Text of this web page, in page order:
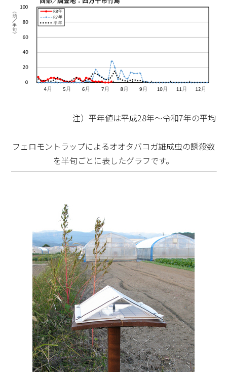
注）平年値は平成28年～令和7年の平均
フェロモントラップによるオオタバコガ雄成虫の誘殺数
を半旬ごとに表したグラフです。